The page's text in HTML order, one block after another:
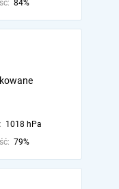
84%
1018 hPa
79%